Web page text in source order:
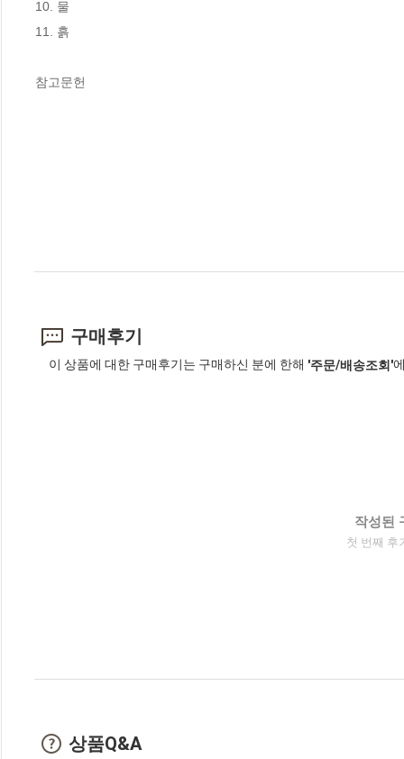
10. 물
11. 흙
참고문헌
구매후기
이 상품에 대한 구매후기는 구매하신 분에 한해 '주문/배송조회'
작성된
첫 번째 후
상품Q&A